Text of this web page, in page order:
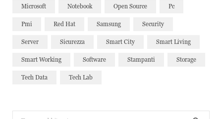
Microsoft Notebook Open Source Pc
Pmi Red Hat Samsung Security
Server Sicurezza Smart City Smart Living
Smart Working Software Stampanti Storage
Tech Data Tech Lab